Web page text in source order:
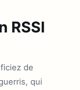
RSSI
de
qui